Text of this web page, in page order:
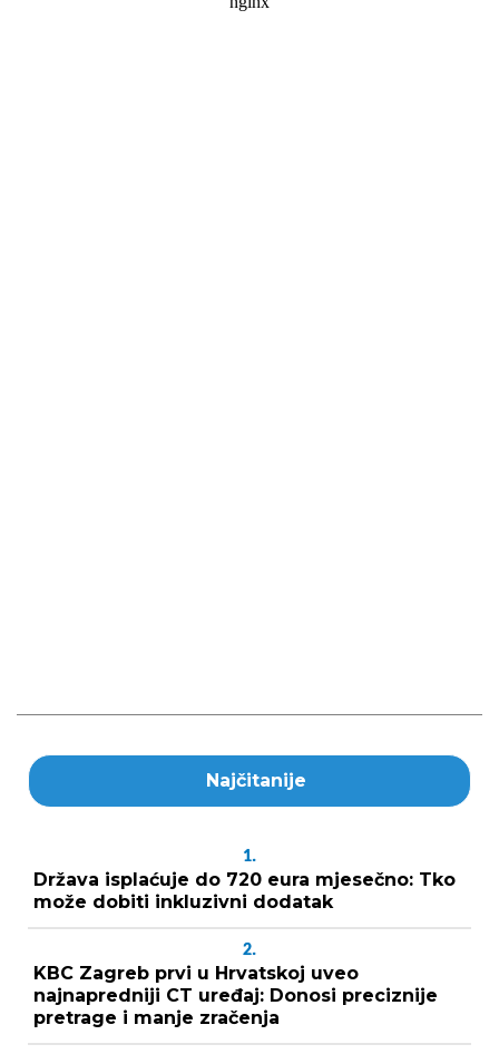
Najčitanije
1.
Država isplaćuje do 720 eura mjesečno: Tko
može dobiti inkluzivni dodatak
2.
KBC Zagreb prvi u Hrvatskoj uveo
najnapredniji CT uređaj: Donosi preciznije
pretrage i manje zračenja